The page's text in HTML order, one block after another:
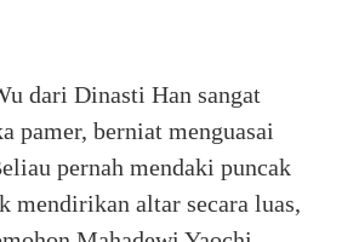
dari Dinasti Han sangat
pamer, berniat menguasai
pernah mendaki puncak
mendirikan altar secara luas,